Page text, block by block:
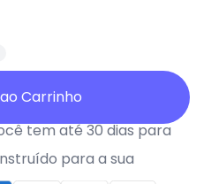
Carrinho
tem até 30 dias para
para a sua